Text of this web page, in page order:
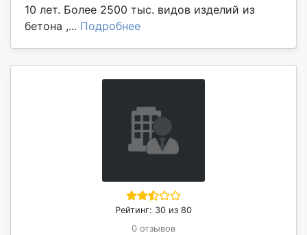
10 лет. Более 2500 тыс. видов изделий из
бетона ,... Подробнее
Рейтинг: 30 из 80
0 отзывов